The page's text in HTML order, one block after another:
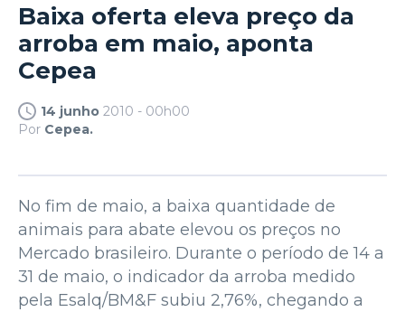
Baixa oferta eleva preço da
arroba em maio, aponta
Cepea
14 junho 2010 - 00h00
Por Cepea.
No fim de maio, a baixa quantidade de
animais para abate elevou os preços no
Mercado brasileiro. Durante o período de 14 a
31 de maio, o indicador da arroba medido
pela Esalq/BM&F subiu 2,76%, chegando a